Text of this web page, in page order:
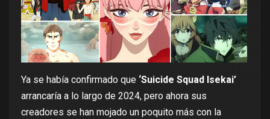
Ya se había confirmado que ‘Suicide Squad Isekai’
arrancaría a lo largo de 2024, pero ahora sus
creadores se han mojado un poquito más con la